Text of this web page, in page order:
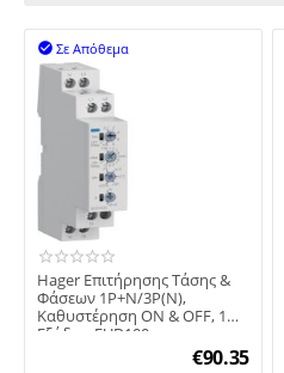
Σε Απόθεμα

Hager Επιτήρησης Τάσης &
Φάσεων 1P+N/3P(N),
Καθυστέρηση ON & OFF, 1
Εξόδου EUD100
€90.35